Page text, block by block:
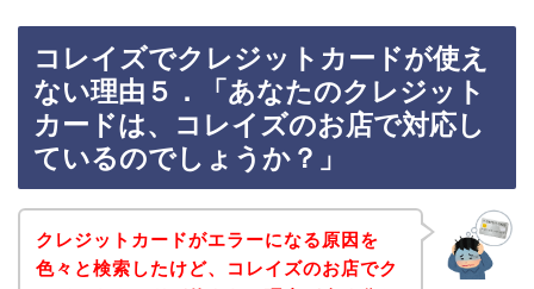
コレイズでクレジットカードが使え
ない理由５．「あなたのクレジット
カードは、コレイズのお店で対応し
ているのでしょうか？」
クレジットカードがエラーになる原因を
色々と検索したけど、コレイズのお店でク